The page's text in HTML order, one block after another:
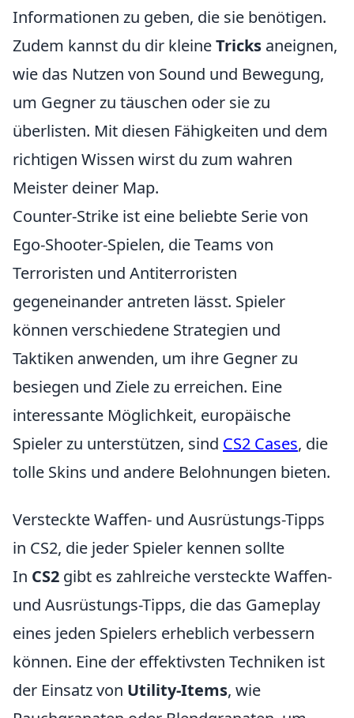
Informationen zu geben, die sie benötigen.
Zudem kannst du dir kleineTricks aneignen,
wie das Nutzen von Sound und Bewegung,
um Gegner zu täuschen oder sie zu
überlisten. Mit diesen Fähigkeiten und dem
richtigen Wissen wirst du zum wahren
Meister deiner Map.
Counter-Strike ist eine beliebte Serie von
Ego-Shooter-Spielen, die Teams von
Terroristen und Antiterroristen
gegeneinander antreten lässt. Spieler
können verschiedene Strategien und
Taktiken anwenden, um ihre Gegner zu
besiegen und Ziele zu erreichen. Eine
interessante Möglichkeit, europäische
Spieler zu unterstützen, sind CS2 Cases, die
tolle Skins und andere Belohnungen bieten.
Versteckte Waffen- und Ausrüstungs-Tipps
in CS2, die jeder Spieler kennen sollte
In CS2 gibt es zahlreiche versteckte Waffen-
und Ausrüstungs-Tipps, die das Gameplay
eines jeden Spielers erheblich verbessern
können. Eine der effektivsten Techniken ist
der Einsatz von Utility-Items, wie